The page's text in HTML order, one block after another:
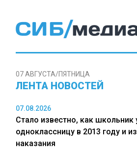
07 АВГУСТА/ПЯТНИЦА
ЛЕНТА НОВОСТЕЙ
07.08.2026
Стало известно, как школьник
одноклассницу в 2013 году и
наказания